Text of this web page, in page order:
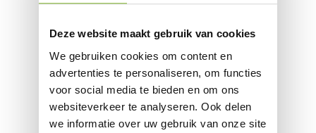
Deze website maakt gebruik van cookies
We gebruiken cookies om content en
advertenties te personaliseren, om functies
voor social media te bieden en om ons
websiteverkeer te analyseren. Ook delen
we informatie over uw gebruik van onze site